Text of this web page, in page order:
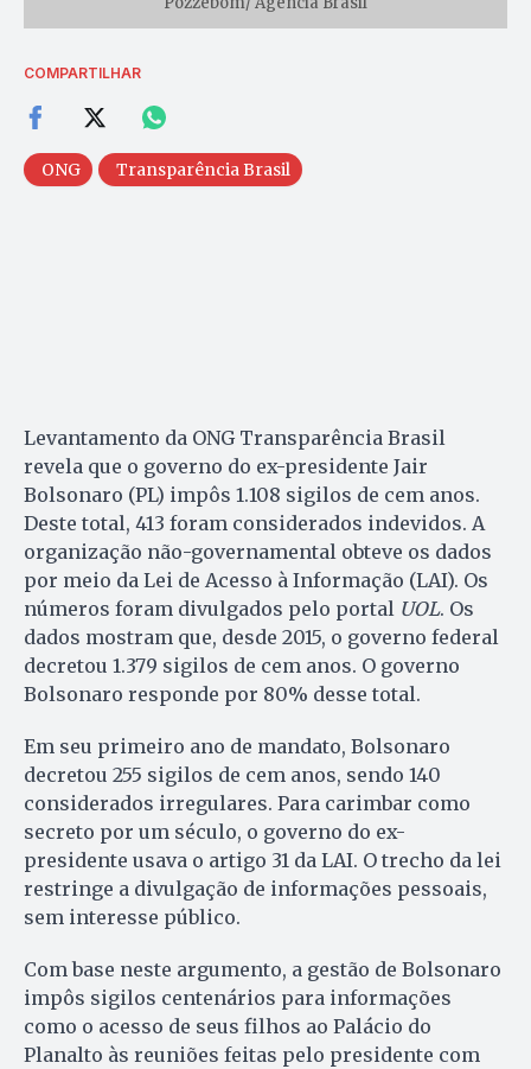
COMPARTILHAR
ONG Transparência Brasil
Levantamento da ONG Transparência Brasil
revela que o governo do ex-presidente Jair
Bolsonaro (PL) impôs 1.108 sigilos de cem anos.
Deste total, 413 foram considerados indevidos. A
organização não-governamental obteve os dados
por meio da Lei de Acesso à Informação (LAI). Os
números foram divulgados pelo portal UOL. Os
dados mostram que, desde 2015, o governo federal
decretou 1.379 sigilos de cem anos. O governo
Bolsonaro responde por 80% desse total.
Em seu primeiro ano de mandato, Bolsonaro
decretou 255 sigilos de cem anos, sendo 140
considerados irregulares. Para carimbar como
secreto por um século, o governo do ex-
presidente usava o artigo 31 da LAI. O trecho da lei
restringe a divulgação de informações pessoais,
sem interesse público.
Com base neste argumento, a gestão de Bolsonaro
impôs sigilos centenários para informações
como o acesso de seus filhos ao Palácio do
Planalto às reuniões feitas pelo presidente com